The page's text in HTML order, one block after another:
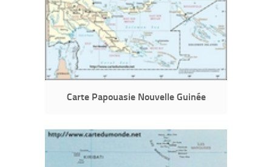
Carte Papouasie Nouvelle Guinée